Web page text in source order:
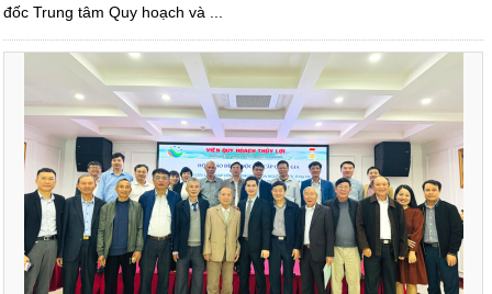
đốc Trung tâm Quy hoạch và ...